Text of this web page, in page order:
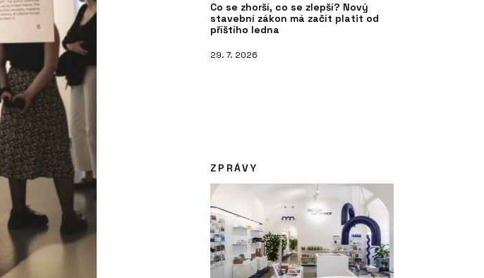
Co se zhorší, co se zlepší? Nový
stavební zákon má začít platit od
příštího ledna
29. 7. 2026
ZPRÁVY